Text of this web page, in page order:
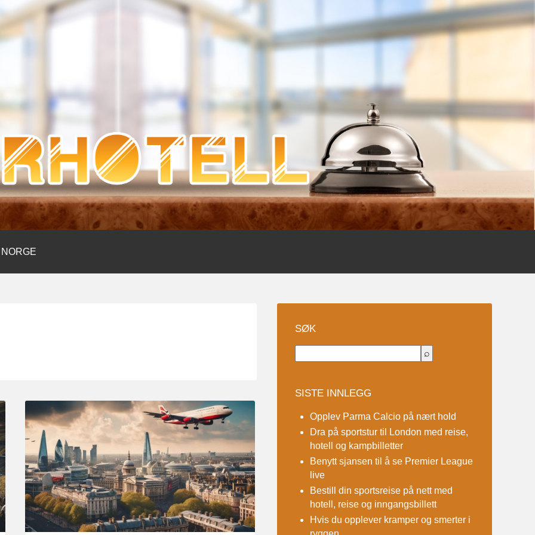
SØK
SISTE INNLEGG
Opplev Parma Calcio på nært hold
Dra på sportstur til London med reise,
hotell og kampbilletter
Benytt sjansen til å se Premier League
live
Bestill din sportsreise på nett med
hotell, reise og inngangsbillett
Hvis du opplever kramper og smerter i